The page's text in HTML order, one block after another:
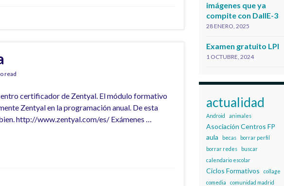
read
certificador de Zentyal. El módulo formativo
Zentyal en la programación anual. De esta
http://www.zentyal.com/es/ Exámenes …
imágenes que ya
compite con DallE-3
28 ENERO, 2025
Examen gratuito LPI
1 OCTUBRE, 2024
actualidad
Android animales
Asociación Centros FP
aula
becas
borrar perfil
borrar redes
buscar
calendario escolar
Ciclos Formativos
collage
comedia
comunidad madrid